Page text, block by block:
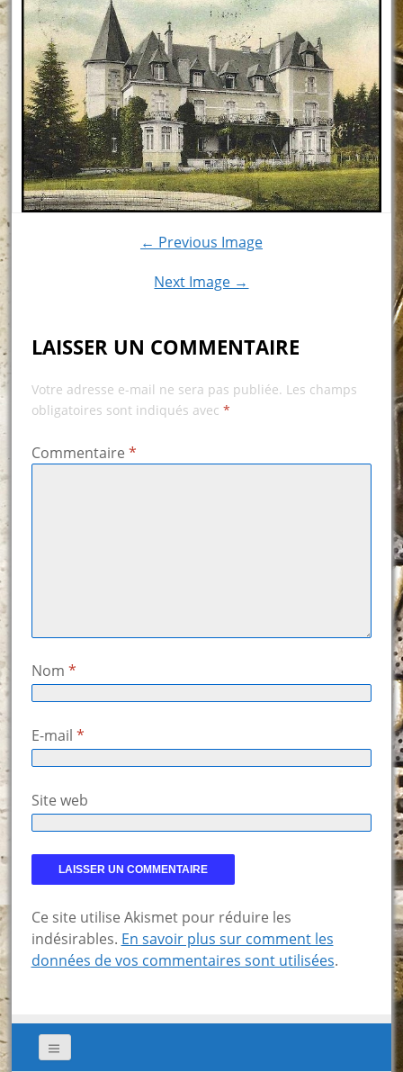
← Previous Image
Next Image →
LAISSER UN COMMENTAIRE
Votre adresse e-mail ne sera pas publiée. Les champs
obligatoires sont indiqués avec *
Commentaire *
Nom *
E-mail *
Site web
Ce site utilise Akismet pour réduire les
indésirables. En savoir plus sur comment les
données de vos commentaires sont utilisées.